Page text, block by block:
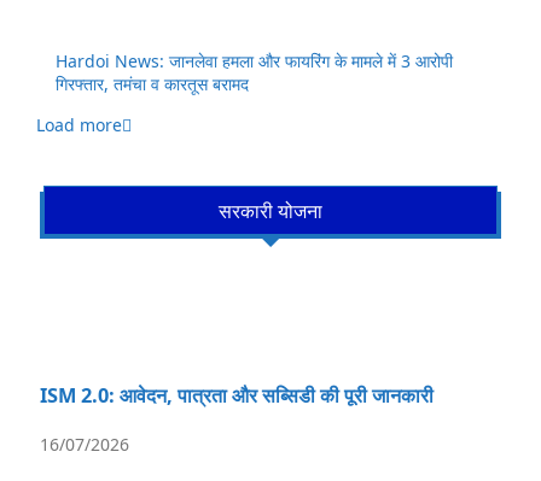
Hardoi News: जानलेवा हमला और फायरिंग के मामले में 3 आरोपी
गिरफ्तार, तमंचा व कारतूस बरामद
Load more
सरकारी योजना
ISM 2.0: आवेदन, पात्रता और सब्सिडी की पूरी जानकारी
16/07/2026